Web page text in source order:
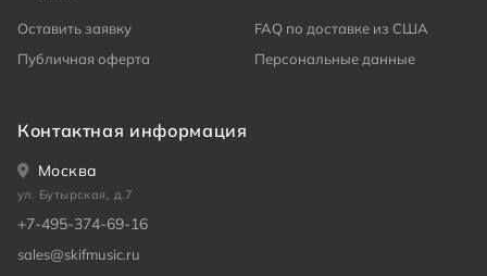
Оставить заявку
FAQ по доставке из США
Публичная оферта
Персональные данные
Контактная информация
Москва
ул. Бутырская, д.7
+7-495-374-69-16
sales@skifmusic.ru